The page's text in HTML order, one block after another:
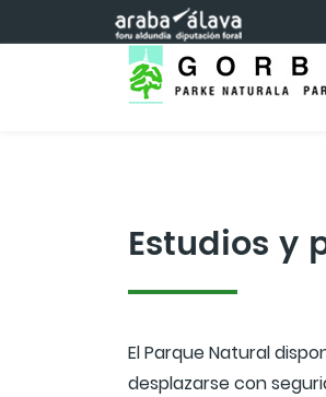
Saltar al contenido principal
Estudios y
El Parque Natural
desplazarse con